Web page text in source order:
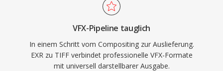
VFX-Pipeline tauglich
In einem Schritt vom Compositing zur Auslieferung.
EXR zu TIFF verbindet professionelle VFX-Formate
mit universell darstellbarer Ausgabe.